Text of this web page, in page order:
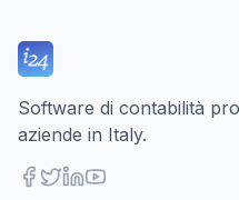
Software di contabilità
aziende in Italy.